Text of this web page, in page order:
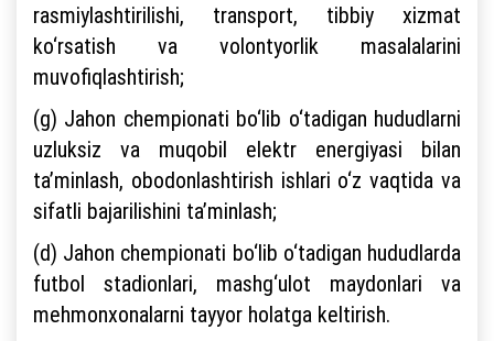
rasmiylashtirilishi, transport, tibbiy xizmat
ko‘rsatish va volontyorlik masalalarini
muvofiqlashtirish;
(g) Jahon chempionati bo‘lib o‘tadigan hududlarni
uzluksiz va muqobil elektr energiyasi bilan
ta’minlash, obodonlashtirish ishlari o‘z vaqtida va
sifatli bajarilishini ta’minlash;
(d) Jahon chempionati bo‘lib o‘tadigan hududlarda
futbol stadionlari, mashg‘ulot maydonlari va
mehmonxonalarni tayyor holatga keltirish.